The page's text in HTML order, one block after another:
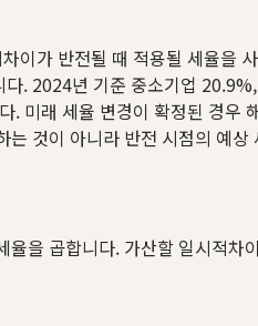
이가 반전될 때 적용될 세율을
. 2024년 기준 중소기업
. 미래 세율 변경이 확정된 경우
는 것이 아니라 반전 시점의 예상
율을 곱합니다. 가산할 일시적차